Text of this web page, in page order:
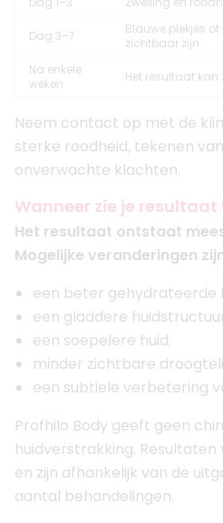
Dag 3–7
Blauwe plekjes
zichtbaar zijn
Na enkele
weken
Het resultaat kan
Neem contact op met de
sterke roodheid, tekenen
onverwachte klachten.
Wanneer zie je
Het resultaat ontstaat
Mogelijke veranderingen
een beter gehydrateerde
een gladdere
een soepelere huid;
minder zichtbare
een subtiele verbetering
Profhilo Body geeft geen
huidverstrakking.
en zijn afhankelijk van de
aantal behandelingen.